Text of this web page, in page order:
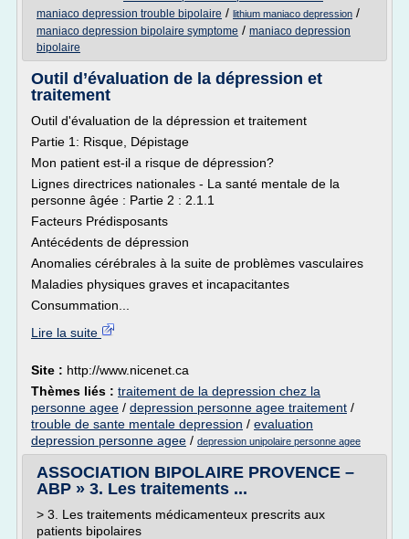
maniaco depression trouble bipolaire / lithium maniaco depression /
maniaco depression bipolaire symptome / maniaco depression
bipolaire
Outil d’évaluation de la dépression et
traitement
Outil d'évaluation de la dépression et traitement
Partie 1: Risque, Dépistage
Mon patient est-il a risque de dépression?
Lignes directrices nationales - La santé mentale de la
personne âgée : Partie 2 : 2.1.1
Facteurs Prédisposants
Antécédents de dépression
Anomalies cérébrales à la suite de problèmes vasculaires
Maladies physiques graves et incapacitantes
Consummation...
Lire la suite
Site : http://www.nicenet.ca
Thèmes liés : traitement de la depression chez la
personne agee / depression personne agee traitement /
trouble de sante mentale depression / evaluation
depression personne agee / depression unipolaire personne agee
ASSOCIATION BIPOLAIRE PROVENCE –
ABP » 3. Les traitements ...
> 3. Les traitements médicamenteux prescrits aux
patients bipolaires